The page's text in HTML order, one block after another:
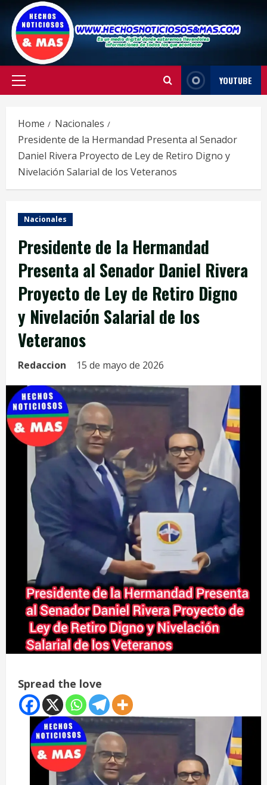
content
Primary
YOUTUBE
Home
Nacionales
Presidente de la Hermandad Presenta al Senador
Daniel Rivera Proyecto de Ley de Retiro Digno y
Nivelación Salarial de los Veteranos
Nacionales
Presidente de la Hermandad
Presenta al Senador Daniel Rivera
Proyecto de Ley de Retiro Digno
y Nivelación Salarial de los
Veteranos
Redaccion 15 de mayo de 2026
Spread the love